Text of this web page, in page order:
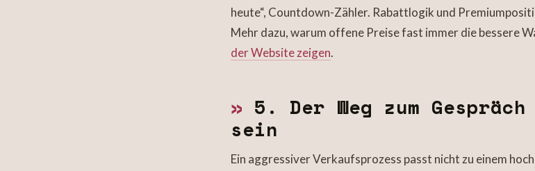
heute“, Countdown-Zähler. Rabattlogik und
Mehr dazu, warum offene Preise fast immer die bessere
der Website zeigen.
» 5. Der Weg zum
sein
Ein aggressiver Verkaufsprozess passt nicht zu einem